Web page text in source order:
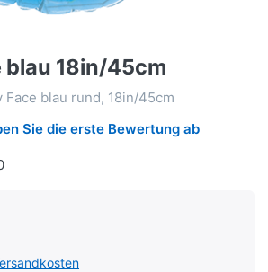
blau 18in/45cm
Face blau rund, 18in/45cm
Sie die erste Bewertung ab